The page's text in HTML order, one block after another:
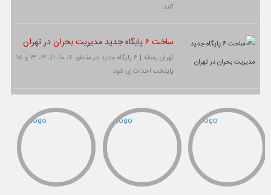
کنند.
ساخت ۶ پایگاه جدید مدیریت بحران در تهران
تهران رسانه | ۶ پایگاه جدید در مناطق ۷، ۱۰، ۱۱، ۱۲، ۱۳ و ۱۸
پایتخت احداث ی شود.